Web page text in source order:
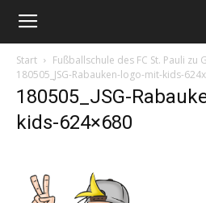
Start
Fußballschule des FC St. Pauli zu
180505_JSG-Rabauken-logo-mit-kids-
180505_JSG-
kids-624×680